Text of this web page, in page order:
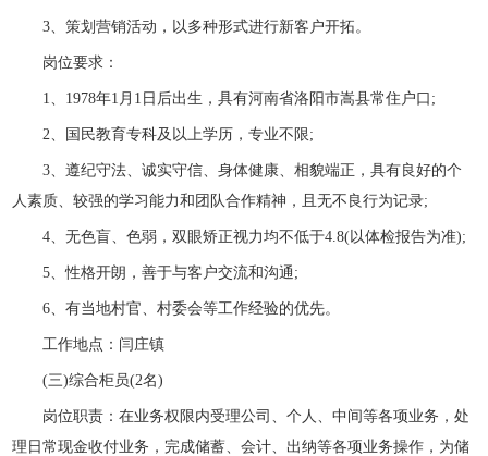
3、策划营销活动，以多种形式进行新客户开拓。
岗位要求：
1、1978年1月1日后出生，具有河南省洛阳市嵩县常住户口;
2、国民教育专科及以上学历，专业不限;
3、遵纪守法、诚实守信、身体健康、相貌端正，具有良好的个
人素质、较强的学习能力和团队合作精神，且无不良行为记录;
4、无色盲、色弱，双眼矫正视力均不低于4.8(以体检报告为准);
5、性格开朗，善于与客户交流和沟通;
6、有当地村官、村委会等工作经验的优先。
工作地点：闫庄镇
(三)综合柜员(2名)
岗位职责：在业务权限内受理公司、个人、中间等各项业务，处
理日常现金收付业务，完成储蓄、会计、出纳等各项业务操作，为储